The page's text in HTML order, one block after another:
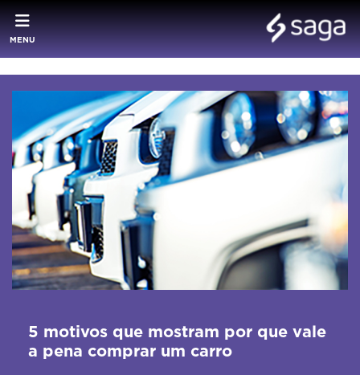
MENU
5 motivos que mostram por que vale
a pena comprar um carro